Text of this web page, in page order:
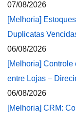
07/08/2026
[Melhoria]
Duplicatas
06/08/2026
[Melhoria]
entre Lojas –
06/08/2026
[Melhoria] CRM: